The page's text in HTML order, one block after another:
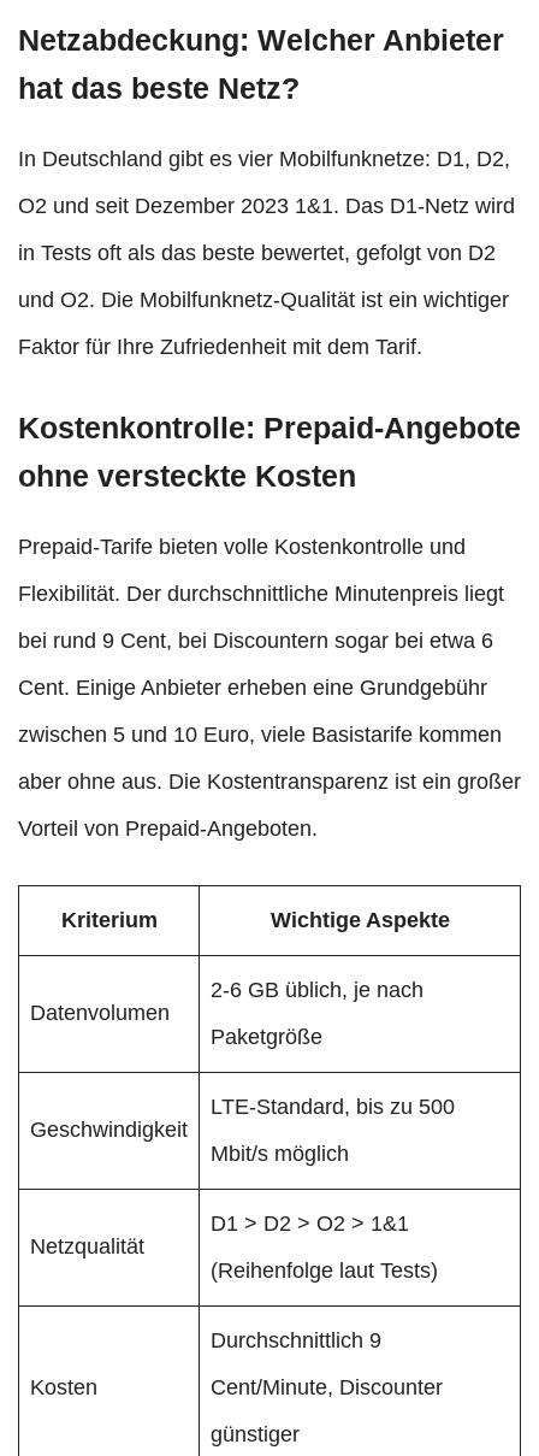
Netzabdeckung: Welcher Anbieter
hat das beste Netz?
In Deutschland gibt es vier Mobilfunknetze: D1, D2,
O2 und seit Dezember 2023 1&1. Das D1-Netz wird
in Tests oft als das beste bewertet, gefolgt von D2
und O2. Die Mobilfunknetz-Qualität ist ein wichtiger
Faktor für Ihre Zufriedenheit mit dem Tarif.
Kostenkontrolle: Prepaid-Angebote
ohne versteckte Kosten
Prepaid-Tarife bieten volle Kostenkontrolle und
Flexibilität. Der durchschnittliche Minutenpreis liegt
bei rund 9 Cent, bei Discountern sogar bei etwa 6
Cent. Einige Anbieter erheben eine Grundgebühr
zwischen 5 und 10 Euro, viele Basistarife kommen
aber ohne aus. Die Kostentransparenz ist ein großer
Vorteil von Prepaid-Angeboten.
Kriterium Wichtige Aspekte
Datenvolumen
2-6 GB üblich, je nach
Paketgröße
Geschwindigkeit
LTE-Standard, bis zu 500
Mbit/s möglich
Netzqualität
D1 > D2 > O2 > 1&1
(Reihenfolge laut Tests)
Kosten
Durchschnittlich 9
Cent/Minute, Discounter
günstiger